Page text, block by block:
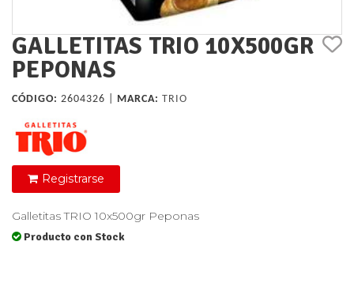
GALLETITAS TRIO 10X500GR
PEPONAS
CÓDIGO: 2604326 | MARCA: TRIO
Registrarse
Galletitas TRIO 10x500gr Peponas
Producto con Stock